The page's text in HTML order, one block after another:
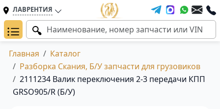
ЛАВРЕНТИЯ
Главная
Каталог
Разборка Скания, Б/У запчасти для грузовиков
2111234 Валик переключения 2-3 передачи КПП
GRSO905/R (Б/У)